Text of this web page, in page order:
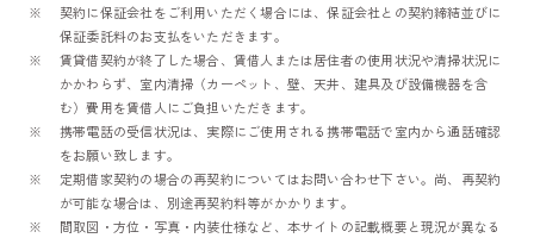
契約に保証会社をご利用いただく場合には、保証会社との契約締結並びに
保証委託料のお支払をいただきます。
賃貸借契約が終了した場合、賃借人または居住者の使用状況や清掃状況に
かかわらず、室内清掃（カーペット、壁、天井、建具及び設備機器を含
む）費用を賃借人にご負担いただきます。
携帯電話の受信状況は、実際にご使用される携帯電話で室内から通話確認
をお願い致します。
定期借家契約の場合の再契約についてはお問い合わせ下さい。尚、再契約
が可能な場合は、別途再契約料等がかかります。
間取図・方位・写真・内装仕様など、本サイトの記載概要と現況が異なる